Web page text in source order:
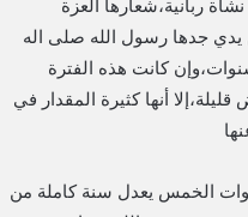
ربانية،شعارها العزة
يدي جدها رسول الله صلى اله
كانت هذه الفترة
أنها كثيرة المقدار في
الخمس يعدل سنة كاملة من